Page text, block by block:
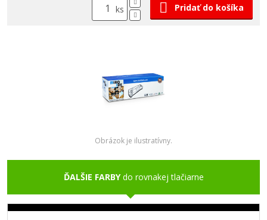
ks Pridať do košíka
Obrázok je ilustratívny.
ĎALŠIE FARBYdo rovnakej tlačiarne